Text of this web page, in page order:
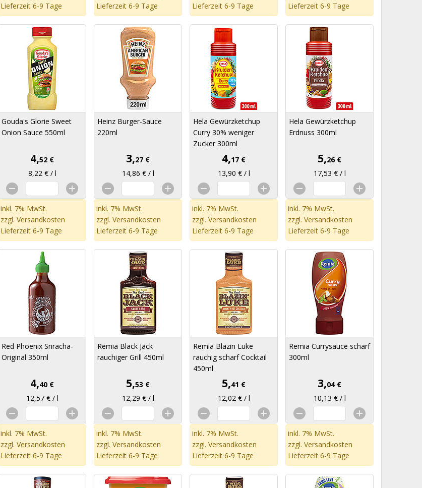
Lieferzeit 6-9 Tage
Lieferzeit 6-9 Tage
Lieferzeit 6-9 Tage
Lieferzeit 6-9 Tage
Gouda's Glorie Sweet
Onion Sauce 550ml
4,52 €
8,22 € / l
inkl. 7% MwSt.
zzgl. Versandkosten
Lieferzeit 6-9 Tage
Heinz Burger-Sauce
220ml
3,27 €
14,86 € / l
inkl. 7% MwSt.
zzgl. Versandkosten
Lieferzeit 6-9 Tage
Hela Gewürzketchup
Curry 30% weniger
Zucker 300ml
4,17 €
13,90 € / l
inkl. 7% MwSt.
zzgl. Versandkosten
Lieferzeit 6-9 Tage
Hela Gewürzketchup
Erdnuss 300ml
5,26 €
17,53 € / l
inkl. 7% MwSt.
zzgl. Versandkosten
Lieferzeit 6-9 Tage
Red Phoenix Sriracha-
Original 350ml
4,40 €
12,57 € / l
inkl. 7% MwSt.
zzgl. Versandkosten
Lieferzeit 6-9 Tage
Remia Black Jack
rauchiger Grill 450ml
5,53 €
12,29 € / l
inkl. 7% MwSt.
zzgl. Versandkosten
Lieferzeit 6-9 Tage
Remia Blazin Luke
rauchig scharf Cocktail
450ml
5,41 €
12,02 € / l
inkl. 7% MwSt.
zzgl. Versandkosten
Lieferzeit 6-9 Tage
Remia Currysauce scharf
300ml
3,04 €
10,13 € / l
inkl. 7% MwSt.
zzgl. Versandkosten
Lieferzeit 6-9 Tage